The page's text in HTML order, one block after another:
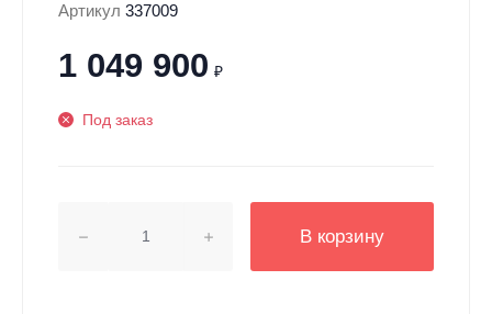
Артикул 337009
1 049 900 ₽
Под заказ
В корзину